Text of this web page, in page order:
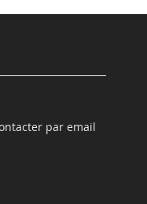
par email